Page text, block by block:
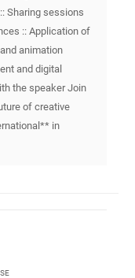
Sharing sessions
:: Application of
animation
and digital
the speaker Join
of creative
in